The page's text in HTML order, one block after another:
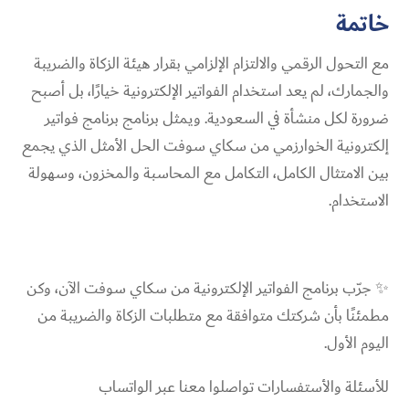
خاتمة
مع التحول الرقمي والالتزام الإلزامي بقرار هيئة الزكاة والضريبة
والجمارك، لم يعد استخدام الفواتير الإلكترونية خيارًا، بل أصبح
ضرورة لكل منشأة في السعودية. ويمثل برنامج برنامج فواتير
إلكترونية الخوارزمي من سكاي سوفت الحل الأمثل الذي يجمع
بين الامتثال الكامل، التكامل مع المحاسبة والمخزون، وسهولة
الاستخدام.
✨ جرّب برنامج الفواتير الإلكترونية من سكاي سوفت الآن، وكن
مطمئنًا بأن شركتك متوافقة مع متطلبات الزكاة والضريبة من
اليوم الأول.
للأسئلة والأستفسارات تواصلوا معنا عبر الواتساب